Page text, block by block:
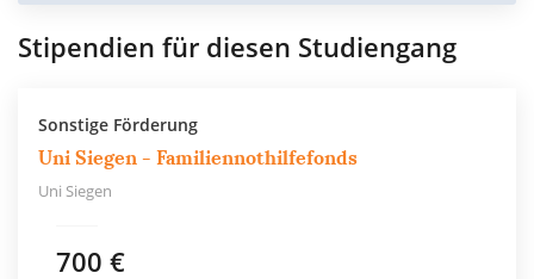
Stipendien für diesen Studiengang
Sonstige Förderung
Uni Siegen - Familiennothilfefonds
Uni Siegen
700 €